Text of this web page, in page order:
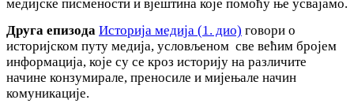
медијске писмености и вјештина које помоћу ње усвајамо.
Друга епизода Историја медија (1. дио) говори о
историјском путу медија, условљеном све већим бројем
информација, које су се кроз историју на различите
начине конзумирале, преносиле и мијењале начин
комуникације.